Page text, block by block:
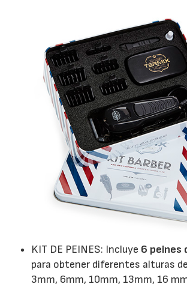
KIT DE PEINES: Incluye 6 peines
para obtener diferentes alturas
3mm, 6mm, 10mm, 13mm, 16